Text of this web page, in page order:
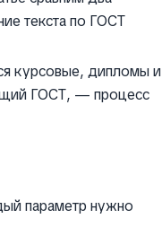
текста по ГОСТ
курсовые, дипломы и
ГОСТ, — процесс
параметр нужно